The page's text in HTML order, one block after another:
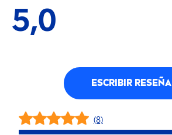
5,0
ESCRIBIR RESEÑA
(8)